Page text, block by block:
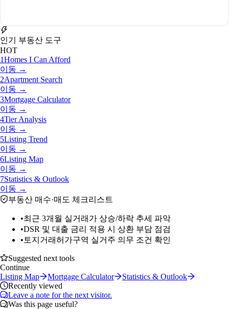
인기 부동산 도구
HOT
1Homes I Can Afford
이동 →
2Apartment Search
이동 →
3Mortgage Calculator
이동 →
4Tier Analysis
이동 →
5Listing Trend
이동 →
6Listing Map
이동 →
7Statistics & Outlook
이동 →
부동산 매수·매도 체크리스트
•최근 3개월 실거래가 상승/하락 추세 파악
•DSR 및 대출 금리 적용 시 상환 부담 점검
• 토지거래허가구역 실거주 의무 조건 확인
Suggested next tools
Continue
Listing Map
Mortgage Calculator
Statistics & Outlook
Recently viewed
Leave a note for the next visitor.
Was this page useful?